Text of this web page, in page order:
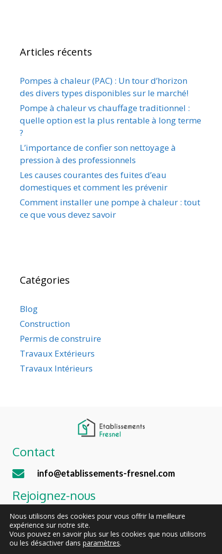
Articles récents
Pompes à chaleur (PAC) : Un tour d’horizon
des divers types disponibles sur le marché!
Pompe à chaleur vs chauffage traditionnel :
quelle option est la plus rentable à long terme
?
L’importance de confier son nettoyage à
pression à des professionnels
Les causes courantes des fuites d’eau
domestiques et comment les prévenir
Comment installer une pompe à chaleur : tout
ce que vous devez savoir
Catégories
Blog
Construction
Permis de construire
Travaux Extérieurs
Travaux Intérieurs
Contact
info@etablissements-fresnel.com
Rejoignez-nous
Jobs
Nous utilisons des cookies pour vous offrir la meilleure
expérience sur notre site.
Vous pouvez en savoir plus sur les cookies que nous utilisons
ou les désactiver dans paramètres.